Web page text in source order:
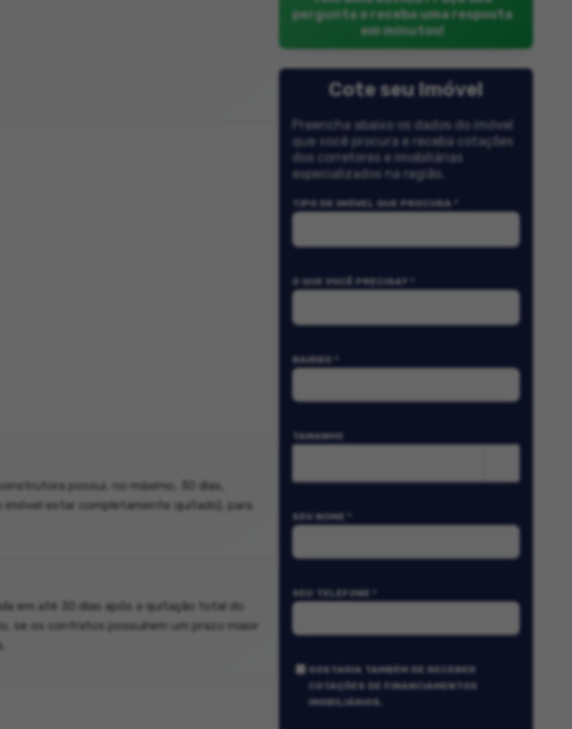
possui, no máximo, 30 dias,
imóvel estar completamente quitado), para
em até 30 dias após a quitação total do
se os contratos possuírem um prazo maior
pergunta e receba uma resposta
em minutos!
Cote seu Imóvel
Preencha abaixo os dados do imóvel
que você procura e receba cotações
dos corretores e imobiliárias
especializados na região.
TIPO DE IMÓVEL QUE PROCURA *
O QUE VOCÊ PRECISA? *
BAIRRO *
TAMANHO
SEU NOME *
SEU TELEFONE *
GOSTARIA TAMBÉM DE RECEBER
COTAÇÕES DE FINANCIAMENTOS
IMOBILIÁRIOS.